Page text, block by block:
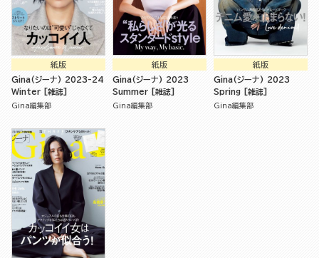
紙版
Gina(ジーナ) 2023-24
Winter [雑誌]
Gina編集部
紙版
Gina(ジーナ) 2023
Summer [雑誌]
Gina編集部
紙版
Gina(ジーナ) 2023
Spring [雑誌]
Gina編集部